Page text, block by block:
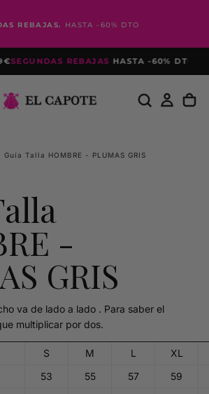
REBAJAS. HASTA -60% DTO
SEGUNDAS REBAJASHASTA -60% DTO
Guía Talla HOMBRE - PLUMAS GRIS
-
GRIS
va de lado a lado . Para saber el
multiplicar por dos.
S M L
XL
53 55 57
59